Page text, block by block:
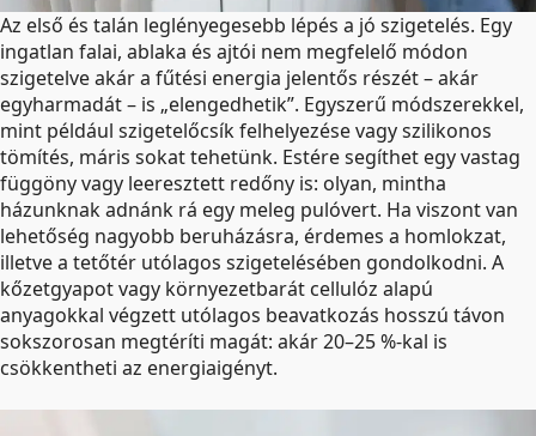
Az első és talán leglényegesebb lépés a jó szigetelés. Egy
ingatlan falai, ablaka és ajtói nem megfelelő módon
szigetelve akár a fűtési energia jelentős részét – akár
egyharmadát – is „elengedhetik”. Egyszerű módszerekkel,
mint például szigetelőcsík felhelyezése vagy szilikonos
tömítés, máris sokat tehetünk. Estére segíthet egy vastag
függöny vagy leeresztett redőny is: olyan, mintha
házunknak adnánk rá egy meleg pulóvert. Ha viszont van
lehetőség nagyobb beruházásra, érdemes a homlokzat,
illetve a tetőtér utólagos szigetelésében gondolkodni. A
kőzetgyapot vagy környezetbarát cellulóz alapú
anyagokkal végzett utólagos beavatkozás hosszú távon
sokszorosan megtéríti magát: akár 20–25 %-kal is
csökkentheti az energiaigényt.